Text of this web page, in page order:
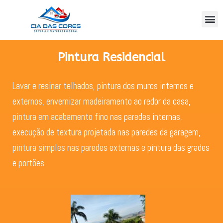
Pintura Residencial
Lavar e resinar telhados, pintura dos muros internos e
externos, envernizar madeiramento ao redor da casa,
pintura em acabamento fino nas paredes internas,
execução de textura projetada nas paredes da garagem,
pintura simples nas paredes externas e pintura das grades
e portões.